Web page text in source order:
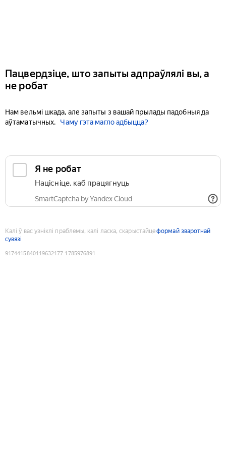
Пацвердзіце, што запыты адпраўлялі вы, а
не робат
Нам вельмі шкада, але запыты з вашай прылады падобныя да
аўтаматычных.
Чаму гэта магло адбыцца?
Я не робат
Націсніце, каб працягнуць
SmartCaptcha by Yandex Cloud
Калі ў вас узніклі праблемы, калі ласка, скарыстайцеформай зваротнай
сувязі
9174415840119632177:1785976891